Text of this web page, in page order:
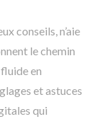
conseils, n’aie
le chemin
en
et astuces
qui